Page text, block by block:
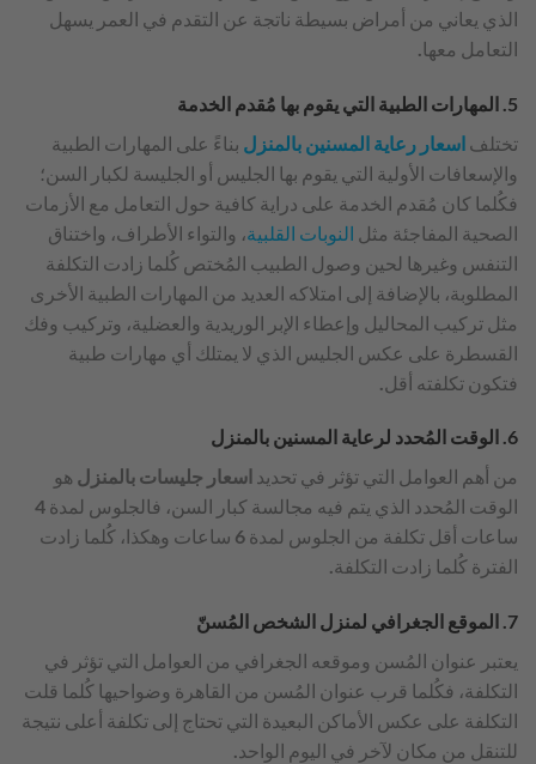
الذي يعاني من أمراض بسيطة ناتجة عن التقدم في العمر يسهل
التعامل معها.
5. المهارات الطبية التي يقوم بها مُقدم الخدمة
تختلف اسعار رعاية المسنين بالمنزل بناءً على المهارات الطبية
والإسعافات الأولية التي يقوم بها الجليس أو الجليسة لكبار السن؛
فكُلما كان مُقدم الخدمة على دراية كافية حول التعامل مع الأزمات
الصحية المفاجئة مثل النوبات القلبية، والتواء الأطراف، واختناق
التنفس وغيرها لحين وصول الطبيب المُختص كُلما زادت التكلفة
المطلوبة، بالإضافة إلى امتلاكه العديد من المهارات الطبية الأخرى
مثل تركيب المحاليل وإعطاء الإبر الوريدية والعضلية، وتركيب وفك
القسطرة على عكس الجليس الذي لا يمتلك أي مهارات طبية
فتكون تكلفته أقل.
6. الوقت المُحدد لرعاية المسنين بالمنزل
من أهم العوامل التي تؤثر في تحديد اسعار جليسات بالمنزل هو
الوقت المُحدد الذي يتم فيه مجالسة كبار السن، فالجلوس لمدة 4
ساعات أقل تكلفة من الجلوس لمدة 6 ساعات وهكذا، كُلما زادت
الفترة كُلما زادت التكلفة.
7. الموقع الجغرافي لمنزل الشخص المُسنّ
يعتبر عنوان المُسن وموقعه الجغرافي من العوامل التي تؤثر في
التكلفة، فكُلما قرب عنوان المُسن من القاهرة وضواحيها كُلما قلت
التكلفة على عكس الأماكن البعيدة التي تحتاج إلى تكلفة أعلى نتيجة
للتنقل من مكان لآخر في اليوم الواحد.